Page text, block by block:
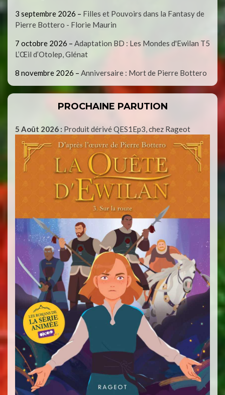
3 septembre 2026 – Filles et Pouvoirs dans la Fantasy de
Pierre Bottero - Florie Maurin
7 octobre 2026 – Adaptation BD : Les Mondes d'Ewilan T5
L’Œil d’Otolep, Glénat
8 novembre 2026 – Anniversaire : Mort de Pierre Bottero
PROCHAINE PARUTION
5 Août 2026 : Produit dérivé QES1Ep3, chez Rageot